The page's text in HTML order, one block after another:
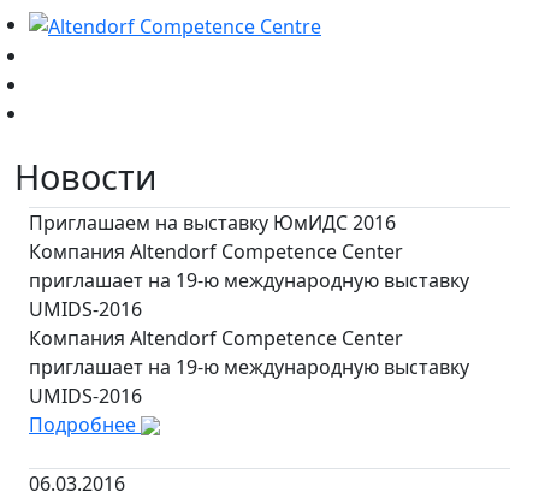
Новости
Приглашаем на выставку ЮмИДС 2016
Компания Altendorf Competence Center
приглашает на 19-ю международную выставку
UMIDS-2016
Компания Altendorf Competence Center
приглашает на 19-ю международную выставку
UMIDS-2016
Подробнее
06.03.2016